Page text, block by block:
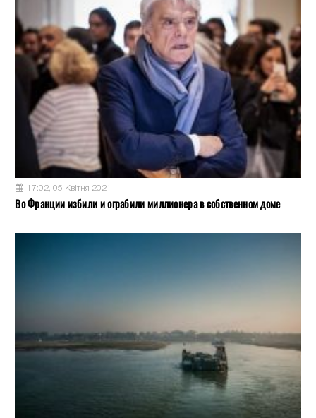
17:02, 05 Квітня 2021
Во Франции избили и ограбили миллионера в собственном доме